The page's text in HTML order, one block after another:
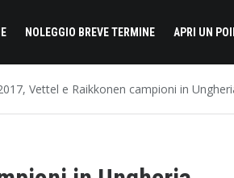
NOLEGGIO BREVE TERMINE APRI UN
Vettel e Raikkonen campioni in